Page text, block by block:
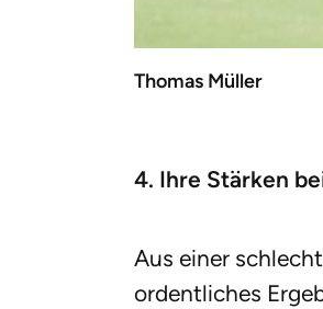
Thomas Müller
4. Ihre Stärken
Aus einer
ordentliches